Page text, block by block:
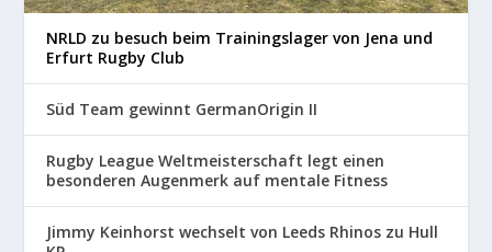
NRLD zu besuch beim Trainingslager von Jena und
Erfurt Rugby Club
Süd Team gewinnt GermanOrigin II
Rugby League Weltmeisterschaft legt einen
besonderen Augenmerk auf mentale Fitness
Jimmy Keinhorst wechselt von Leeds Rhinos zu Hull